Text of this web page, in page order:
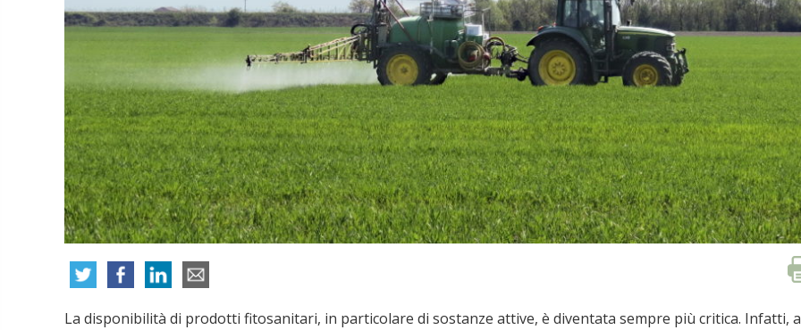
La disponibilità di prodotti fitosanitari, in particolare di sostanze attive, è diventata sempre più critica. Infatti, a